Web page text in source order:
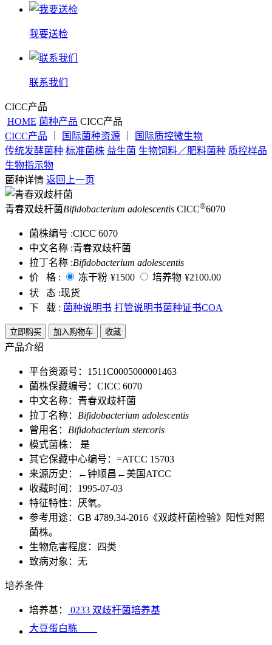
我要送检
联系我们
CICC产品
HOME 菌种产品 CICC产品
CICC产品
国际菌种资源
国际质控微生物
传统发酵菌种 标准菌株 益生菌 生物饲料／肥料菌种 质控样品
生物指示物
菌种详情 返回上一页
青春双歧杆菌Bifidobacterium adolescentis CICC®6070
菌株编号 :CICC 6070
中文名称 :青春双歧杆菌
拉丁名称 :Bifidobacterium adolescentis
价 格 :
冻干粉 ¥1500 培养物 ¥2100.00
状 态 :现货
下 载 : 菌种说明书 打管说明书菌种证书COA
立即购买 加入购物车 收藏
产品介绍
平台资源号：1511C0005000001463
菌株保藏编号：CICC 6070
中文名称：青春双歧杆菌
拉丁名称： Bifidobacterium adolescentis
曾用名： Bifidobacterium stercoris
模式菌株： 是
其它保藏中心编号：=ATCC 15703
来源历史：←钟顺昌←美国ATCC
收藏时间：1995-07-03
特征特性：厌氧。
参考用途：GB 4789.34-2016《双歧杆菌检验》阳性对照
菌株。
生物危害程度：四类
致病对象：无
培养条件
培养基：
0233 双歧杆菌培养基
大豆蛋白胨